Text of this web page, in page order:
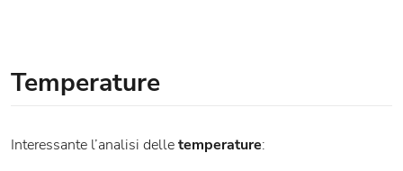
Temperature
Interessante l’analisi delletemperature: